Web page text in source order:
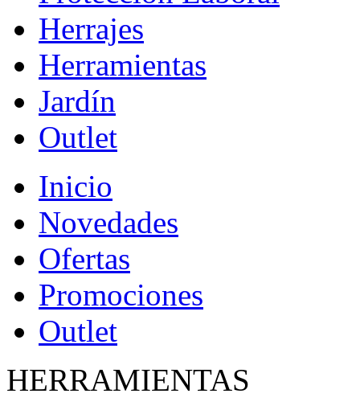
Herrajes
Herramientas
Jardín
Outlet
Inicio
Novedades
Ofertas
Promociones
Outlet
HERRAMIENTAS